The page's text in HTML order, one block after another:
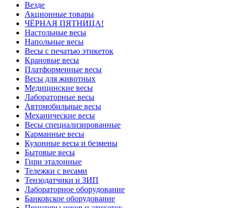
Везде
Акционные товары
ЧЁРНАЯ ПЯТНИЦА!
Настольные весы
Напольные весы
Весы с печатью этикеток
Крановые весы
Платформенные весы
Весы для животных
Медицинские весы
Лабораторные весы
Автомобильные весы
Механические весы
Весы специализированные
Карманные весы
Кухонные весы и безмены
Бытовые весы
Гири эталонные
Тележки с весами
Тензодатчики и ЗИП
Лабораторное оборудование
Банковское оборудование